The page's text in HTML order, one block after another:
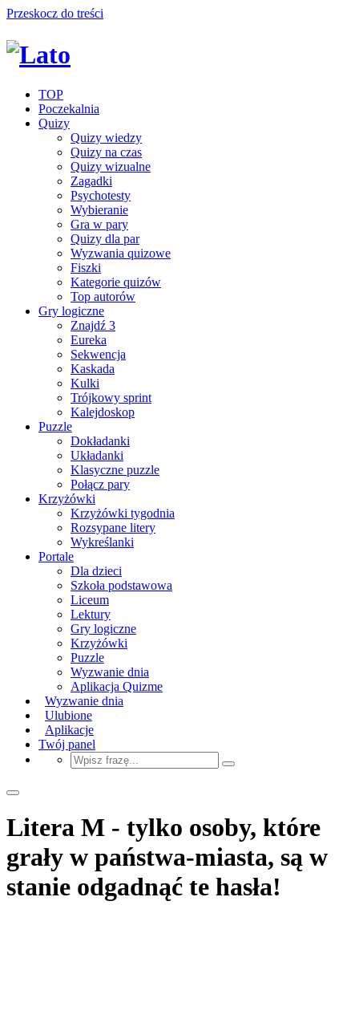
Przeskocz do treści
TOP
Poczekalnia
Quizy
Quizy wiedzy
Quizy na czas
Quizy wizualne
Zagadki
Psychotesty
Wybieranie
Gra w pary
Quizy dla par
Wyzwania quizowe
Fiszki
Kategorie quizów
Top autorów
Gry logiczne
Znajdź 3
Eureka
Sekwencja
Kaskada
Kulki
Trójkowy sprint
Kalejdoskop
Puzzle
Dokładanki
Układanki
Klasyczne puzzle
Połącz pary
Krzyżówki
Krzyżówki tygodnia
Rozsypane litery
Wykreślanki
Portale
Dla dzieci
Szkoła podstawowa
Liceum
Lektury
Gry logiczne
Krzyżówki
Puzzle
Wyzwanie dnia
Aplikacja Quizme
Wyzwanie dnia
Ulubione
Aplikacje
Twój panel
Litera M - tylko osoby, które
grały w państwa-miasta, są w
stanie odgadnąć te hasła!